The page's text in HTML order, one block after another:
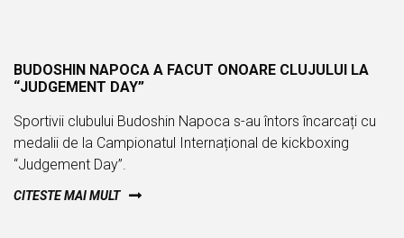
06
BUDOSHIN NAPOCA A FACUT ONOARE CLUJULUI LA
“JUDGEMENT DAY”
Sportivii clubului Budoshin Napoca s-au întors încarcați cu
medalii de la Campionatul Internațional de kickboxing
“Judgement Day”.
CITESTE MAI MULT